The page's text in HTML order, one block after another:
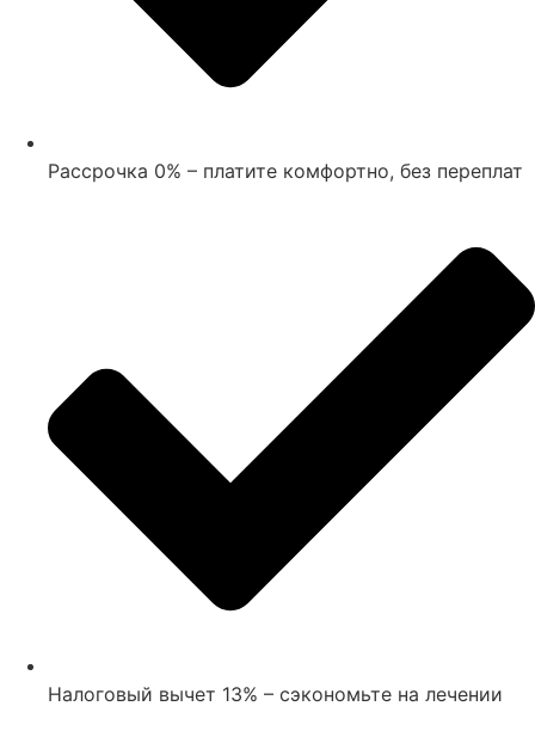
Рассрочка 0% – платите комфортно, без переплат
Налоговый вычет 13% – сэкономьте на лечении